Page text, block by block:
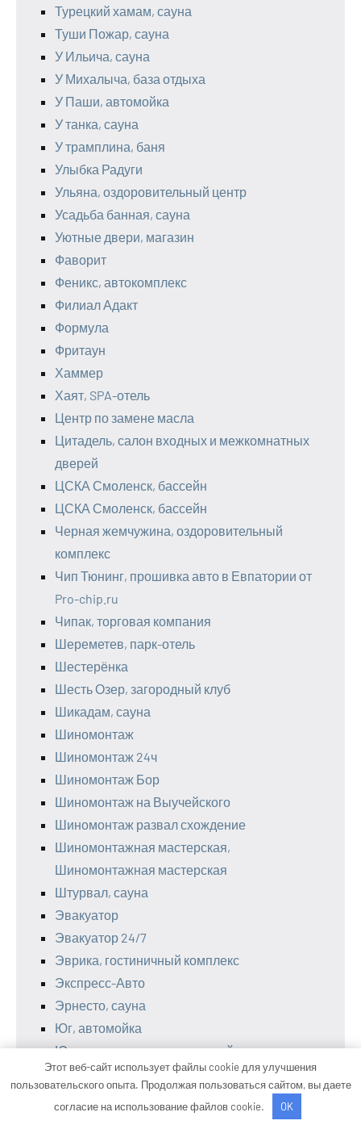
Турецкий хамам, сауна
Туши Пожар, сауна
У Ильича, сауна
У Михалыча, база отдыха
У Паши, автомойка
У танка, сауна
У трамплина, баня
Улыбка Радуги
Ульяна, оздоровительный центр
Усадьба банная, сауна
Уютные двери, магазин
Фаворит
Феникс, автокомплекс
Филиал Адакт
Формула
Фритаун
Хаммер
Хаят, SPA-отель
Центр по замене масла
Цитадель, салон входных и межкомнатных
дверей
ЦСКА Смоленск, бассейн
ЦСКА Смоленск, бассейн
Черная жемчужина, оздоровительный
комплекс
Чип Тюнинг, прошивка авто в Евпатории от
Pro-chip.ru
Чипак, торговая компания
Шереметев, парк-отель
Шестерёнка
Шесть Озер, загородный клуб
Шикадам, сауна
Шиномонтаж
Шиномонтаж 24ч
Шиномонтаж Бор
Шиномонтаж на Выучейского
Шиномонтаж развал схождение
Шиномонтажная мастерская,
Шиномонтажная мастерская
Штурвал, сауна
Эвакуатор
Эвакуатор 24/7
Эврика, гостиничный комплекс
Экспресс-Авто
Эрнесто, сауна
Юг, автомойка
Юнион-электролюкс, автомойка
Этот веб-сайт использует файлы cookie для улучшения
пользовательского опыта. Продолжая пользоваться сайтом, вы даете
согласие на использование файлов cookie.
OK